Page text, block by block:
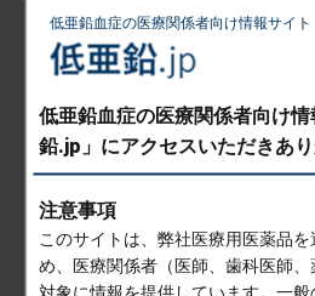
になる．亜鉛の投与量
～ 100mg/日，幼児では
が，治療当初は上記の
果および副作用を見な
皮膚炎は1 ～ 2週間で
身長症などは治療効果
低亜鉛血症の医療関係者向け情報サイト
低亜鉛血症の医療関係者向け
鉛.jp」にアクセスいただきあり
注意事項
このサイトは、弊社医療用医薬品
め、医療関係者（医師、歯科医師
対象に情報を提供しています。一